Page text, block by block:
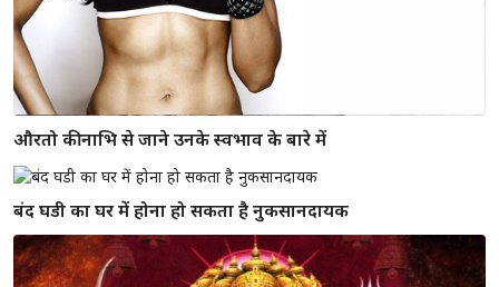
खुरदरी एड़ियों वाली महिलाएं स्वार्थी होती है, जाने पैरों से अपना
भविष्य